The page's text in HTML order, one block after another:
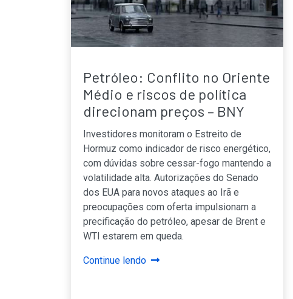
Petróleo: Conflito no Oriente
Médio e riscos de política
direcionam preços – BNY
Investidores monitoram o Estreito de
Hormuz como indicador de risco energético,
com dúvidas sobre cessar-fogo mantendo a
volatilidade alta. Autorizações do Senado
dos EUA para novos ataques ao Irã e
preocupações com oferta impulsionam a
precificação do petróleo, apesar de Brent e
WTI estarem em queda.
Continue lendo